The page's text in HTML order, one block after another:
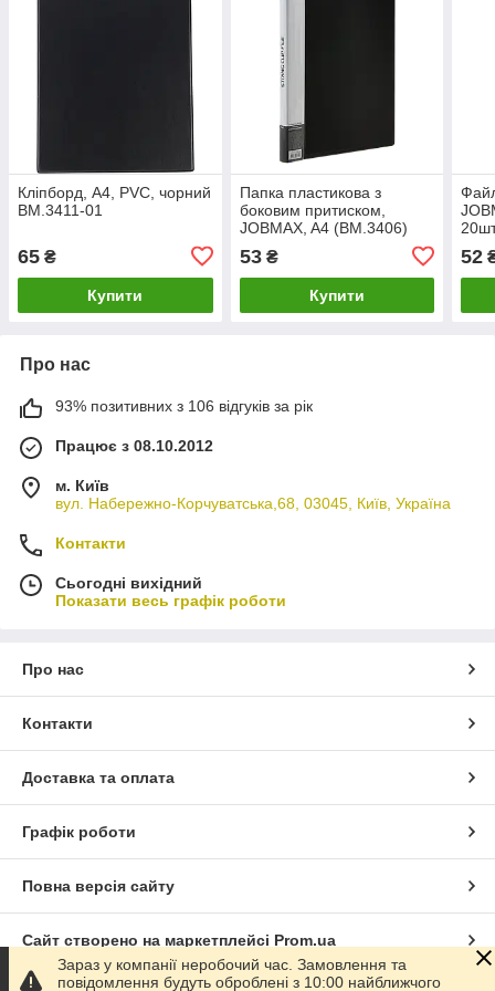
Кліпборд, А4, PVC, чорний
BM.3411-01
65 ₴
Купити
Папка пластикова з
боковим притиском,
JOBMAX, A4 (BM.3406)
53₴
Купити
52
Про нас
93% позитивних з 106 відгуків за рік
Працює з 08.10.2012
м. Київ
вул. Набережно-Корчуватська,68, 03045, Київ, Україна
Контакти
Сьогодні вихідний
Показати весь графік роботи
Про нас
Контакти
Доставка та оплата
Графік роботи
Повна версія сайту
Сайт створено на маркетплейсі Prom.ua
Зараз у компанії неробочий час. Замовлення та
повідомлення будуть оброблені з 10:00 найближчого